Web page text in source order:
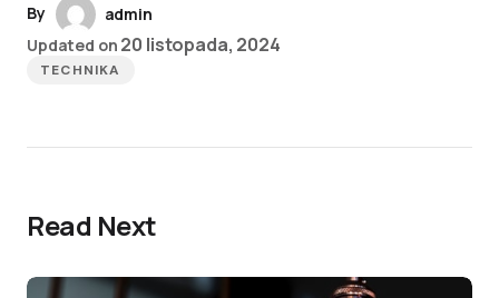
By
admin
Updated on 20 listopada, 2024
TECHNIKA
Read Next